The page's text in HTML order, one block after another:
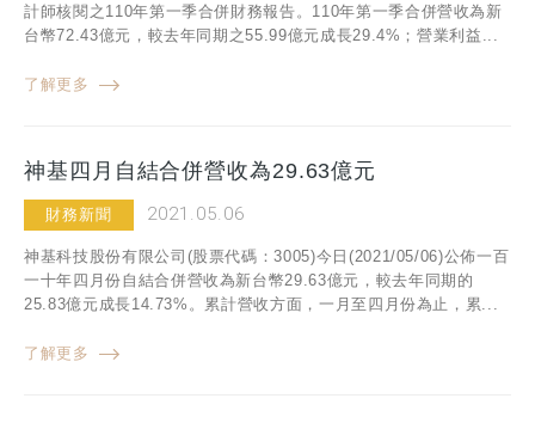
計師核閱之110年第一季合併財務報告。110年第一季合併營收為新
台幣72.43億元，較去年同期之55.99億元成長29.4%；營業利益...
了解更多
神基四月自結合併營收為29.63億元
財務新聞 2021.05.06
神基科技股份有限公司(股票代碼：3005)今日(2021/05/06)公佈一百
一十年四月份自結合併營收為新台幣29.63億元，較去年同期的
25.83億元成長14.73%。累計營收方面，一月至四月份為止，累...
了解更多